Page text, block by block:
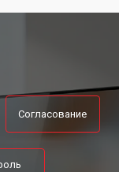
Согласование